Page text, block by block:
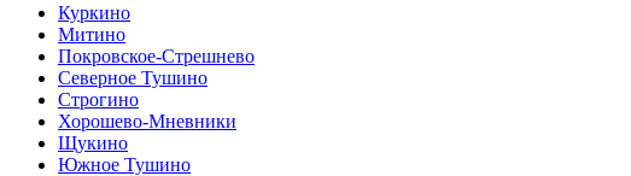
Куркино
Митино
Покровское-Стрешнево
Северное Тушино
Строгино
Хорошево-Мневники
Щукино
Южное Тушино